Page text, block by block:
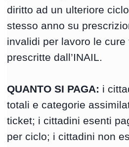
diritto ad un ulteriore
stesso anno su
invalidi per lavoro le
prescritte dall’INAIL.
QUANTO SI PAGA: i
totali e categorie
ticket; i cittadini esenti
per ciclo; i cittadini non